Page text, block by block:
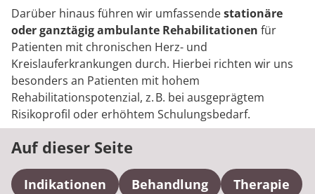
Darüber hinaus führen wir umfassendestationäre
oder ganztägig ambulante Rehabilitationen für
Patienten mit chronischen Herz- und
Kreislauferkrankungen durch. Hierbei richten wir uns
besonders an Patienten mit hohem
Rehabilitationspotenzial, z. B. bei ausgeprägtem
Risikoprofil oder erhöhtem Schulungsbedarf.
Auf dieser Seite
Indikationen Behandlung
Therapie